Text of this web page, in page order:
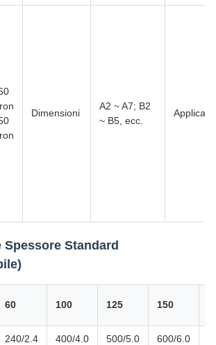
Dimensioni
A2 ~ A7; B2
~ B5, ecc.
Standard
60 100 125 150
240/2.4 400/4.0 500/5.0 600/6.0